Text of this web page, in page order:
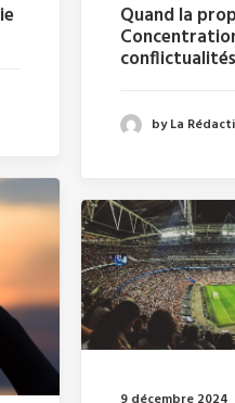
Quand la
by La